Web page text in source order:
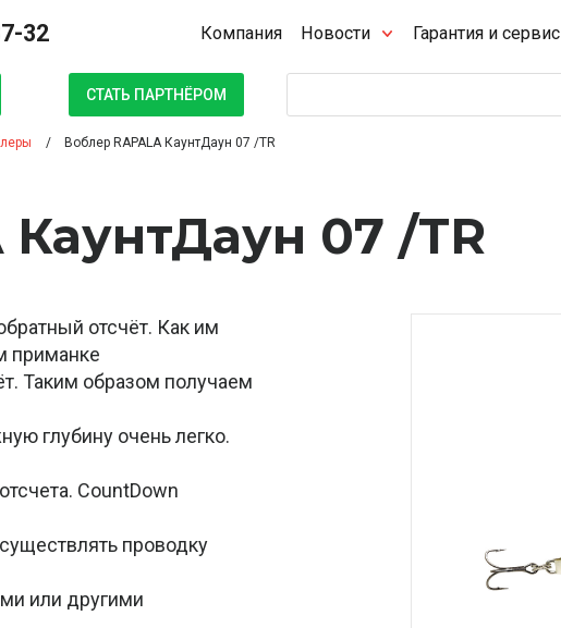
32 Компания Новости Гарантия и сервис
СТАТЬ ПАРТНЁРОМ
Воблер RAPALA КаунтДаун 07 /TR
07 /TR
отсчёт. Как им
приманке
Таким образом получаем
глубину очень легко.
CountDown
проводку
или другими